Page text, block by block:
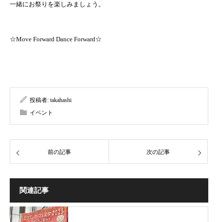
一緒にお祭りを楽しみましょう。
☆Move Forward Dance Forward☆
投稿者: takahashi
イベント
前の記事 次の記事
関連記事